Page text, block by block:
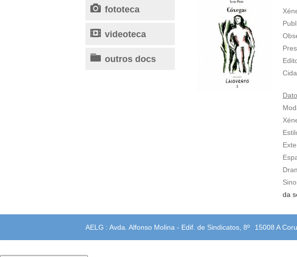
fototeca
videoteca
outros docs
da
AELG : Avda. Alfonso Molina - Edif. de Sindicatos, 8º 15008 A